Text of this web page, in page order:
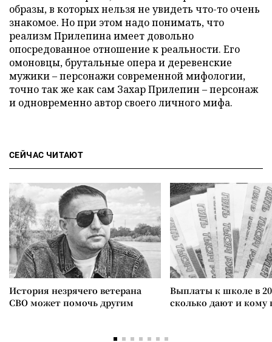
образы, в которых нельзя не увидеть что-то очень
знакомое. Но при этом надо понимать, что
реализм Прилепина имеет довольно
опосредованное отношение к реальности. Его
омоновцы, брутальные опера и деревенские
мужики – персонажи современной мифологии,
точно так же как сам Захар Прилепин – персонаж
и одновременно автор своего личного мифа.
СЕЙЧАС ЧИТАЮТ
История незрячего ветерана
СВО может помочь другим
Выплаты к школе в
сколько дают и